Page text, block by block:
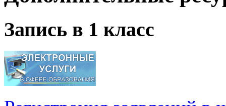
Регистрация заявлений в